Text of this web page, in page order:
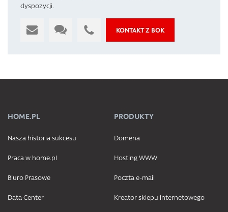
dyspozycji.
KONTAKT Z BOK
HOME.PL
Nasza historia sukcesu
Praca w home.pl
Biuro Prasowe
Data Center
PRODUKTY
Domena
Hosting WWW
Poczta e-mail
Kreator sklepu internetowego